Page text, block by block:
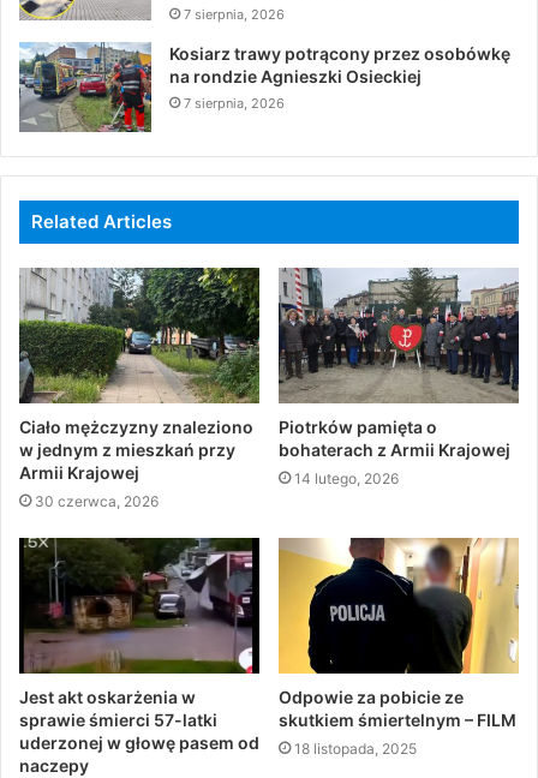
7 sierpnia, 2026
Kosiarz trawy potrącony przez osobówkę
na rondzie Agnieszki Osieckiej
7 sierpnia, 2026
Related Articles
Ciało mężczyzny znaleziono
w jednym z mieszkań przy
Armii Krajowej
30 czerwca, 2026
Piotrków pamięta o
bohaterach z Armii Krajowej
14 lutego, 2026
Jest akt oskarżenia w
sprawie śmierci 57-latki
uderzonej w głowę pasem od
naczepy
Odpowie za pobicie ze
skutkiem śmiertelnym – FILM
18 listopada, 2025